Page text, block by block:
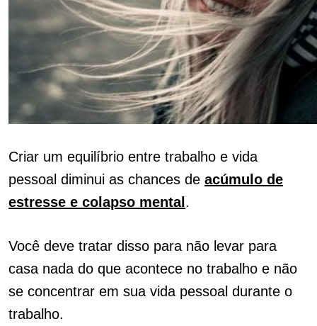
Criar um equilíbrio entre trabalho e vida
pessoal diminui as chances de acúmulo de
estresse e colapso mental .
Você deve tratar disso para não levar para
casa nada do que acontece no trabalho e não
se concentrar em sua vida pessoal durante o
trabalho.